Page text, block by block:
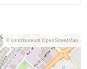
© contributeurs OpenStreetMap